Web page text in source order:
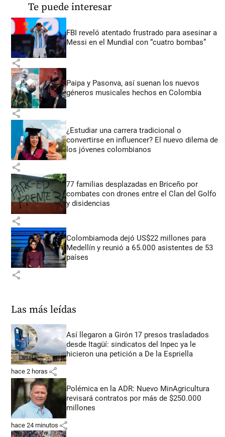
Te puede interesar
FBI reveló atentado frustrado para asesinar a
Messi en el Mundial con “cuatro bombas”
share
Paipa y Pasonva, así suenan los nuevos
géneros musicales hechos en Colombia
share
¿Estudiar una carrera tradicional o
convertirse en influencer? El nuevo dilema de
los jóvenes colombianos
share
77 familias desplazadas en Briceño por
combates con drones entre el Clan del Golfo
y disidencias
share
Colombiamoda dejó US$22 millones para
Medellín y reunió a 65.000 asistentes de 53
países
share
Las más leídas
Así llegaron a Girón 17 presos trasladados
desde Itagüí: sindicatos del Inpec ya le
hicieron una petición a De la Espriella
hace 2 horas share
Polémica en la ADR: Nuevo MinAgricultura
revisará contratos por más de $250.000
millones
hace 24 minutos share